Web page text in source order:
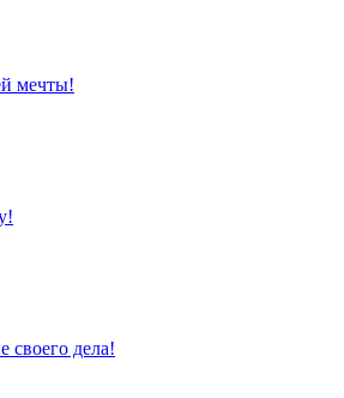
мечты!
своего дела!